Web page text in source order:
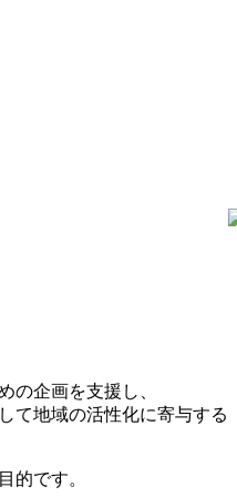
の企画を支援し、
て地域の活性化に寄与する
的です。